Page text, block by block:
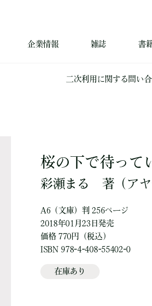
企業情報 雑誌 書
二次利用に関する問い
桜の下で待って
彩瀬まる 著 （ア
A6（文庫）判 256ページ
2018年01月23日発売
価格 770円（税込）
ISBN 978-4-408-55402-0
在庫あり